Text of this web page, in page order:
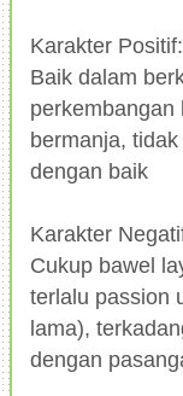
Karakter Positif:
Baik dalam
perkembangan
bermanja,
dengan baik
Karakter
Cukup bawel
terlalu passion
lama),
dengan